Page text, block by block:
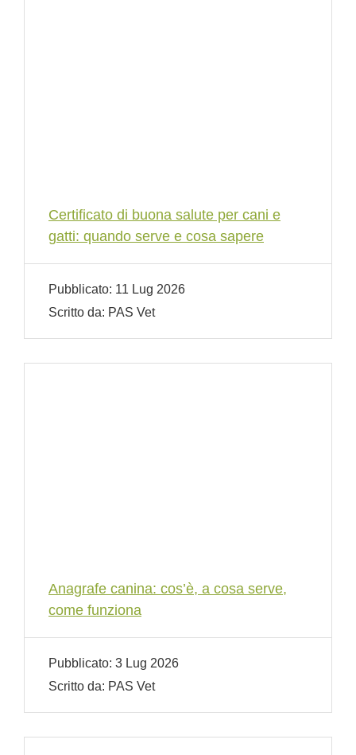
Certificato di buona salute per cani e
gatti: quando serve e cosa sapere
Pubblicato: 11 Lug 2026
Scritto da: PAS Vet
Anagrafe canina: cos’è, a cosa serve,
come funziona
Pubblicato: 3 Lug 2026
Scritto da: PAS Vet